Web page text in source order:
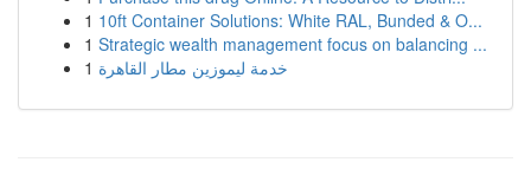
1 10ft Container Solutions: White RAL, Bunded & O...
1 Strategic wealth management focus on balancing ...
1 خدمة ليموزين مطار القاهرة